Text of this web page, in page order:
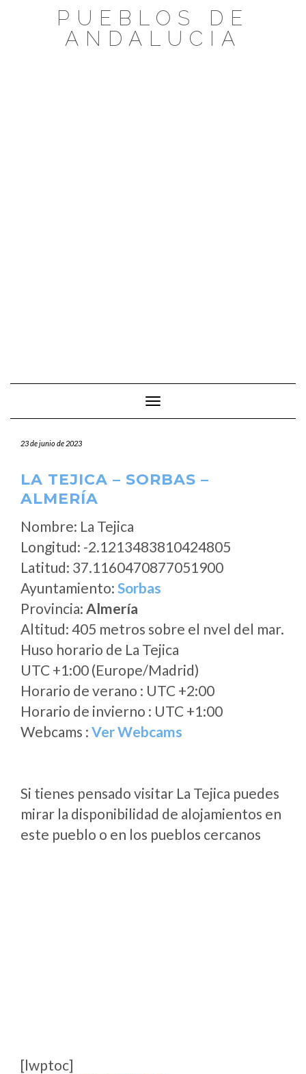
PUEBLOS DE
ANDALUCIA
Cambiar modo de navegación
23 de junio de 2023
LA TEJICA – SORBAS –
ALMERÍA
Nombre: La Tejica
Longitud: -2.1213483810424805
Latitud: 37.1160470877051900
Ayuntamiento: Sorbas
Provincia: Almería
Altitud: 405 metros sobre el nvel del mar.
Huso horario de La Tejica
UTC +1:00 (Europe/Madrid)
Horario de verano : UTC +2:00
Horario de invierno : UTC +1:00
Webcams : Ver Webcams
Si tienes pensado visitar La Tejica puedes
mirar la disponibilidad de alojamientos en
este pueblo o en los pueblos cercanos
[lwptoc]